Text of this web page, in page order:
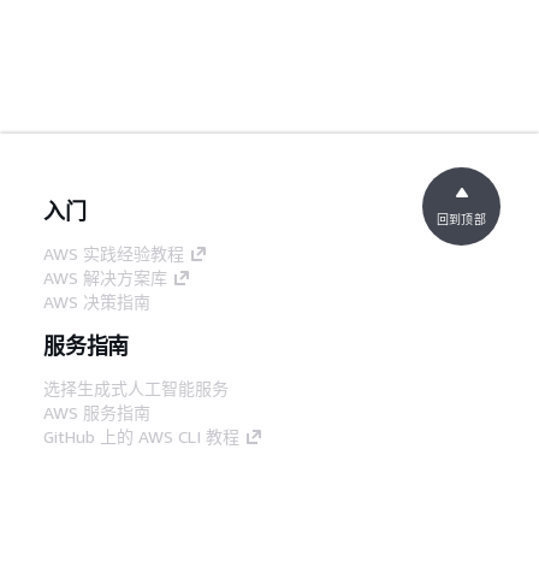
入门
AWS 实践经验教程
AWS 解决方案库
AWS 决策指南
服务指南
选择生成式人工智能服务
AWS 服务指南
GitHub 上的 AWS CLI 教程
回到顶部